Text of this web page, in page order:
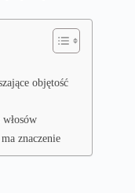
objętość
znaczenie